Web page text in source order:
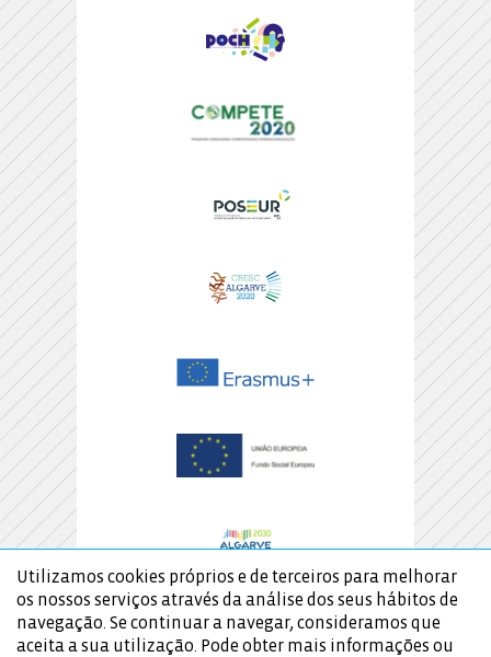
Utilizamos cookies próprios e de terceiros para melhorar
os nossos serviços através da análise dos seus hábitos de
navegação. Se continuar a navegar, consideramos que
aceita a sua utilização. Pode obter mais informações ou